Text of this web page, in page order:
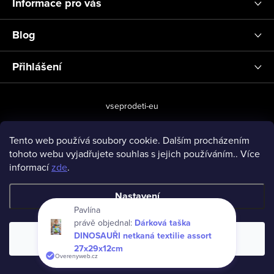
Tento web používá soubory cookie. Dalším procházením
tohoto webu vyjadřujete souhlas s jejich používáním.. Více
informacízde.
Nastavení
Souhlasím
Blog
Přihlášení
vseprodeti-eu
Copyright 2026www.vseprodeti.eu. Všechna práva vyhrazena.
Pavlína
právě objednal: Dárková taška
DINOSAUŘI netkaná textilie assort
27x29x12cm
Overenyweb.cz